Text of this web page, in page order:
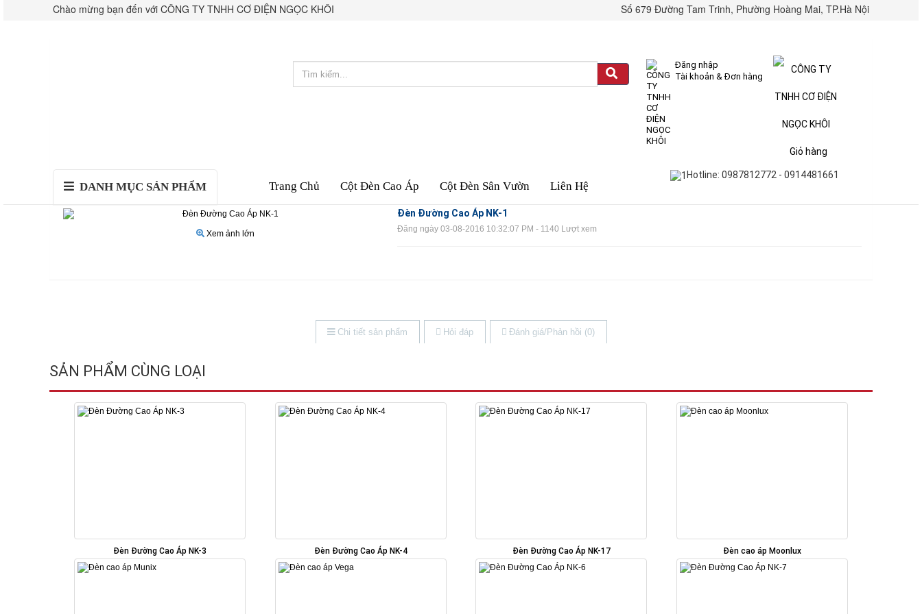
Chào mừng bạn đến với CÔNG TY TNHH CƠ ĐIỆN NGỌC KHÔI Số 679 Đường Tam Trinh, Phường Hoàng Mai, TP.Hà Nội
Đăng nhập
Tài khoản & Đơn hàng
Giỏ hàng
DANH MỤC SẢN PHẨM Trang Chủ Cột Đèn Cao Áp Cột Đèn Sân Vườn Liên Hệ
Hotline: 0987812772 - 0914481661
Xem ảnh lớn
Đèn Đường Cao Áp NK-1
Đăng ngày 03-08-2016 10:32:07 PM - 1140 Lượt xem
Chi tiết sản phẩm Hỏi đáp Đánh giá/Phản hồi (0)
SẢN PHẨM CÙNG LOẠI
Đèn Đường Cao Áp NK-3 Đèn Đường Cao Áp NK-4 Đèn Đường Cao Áp NK-17 Đèn cao áp Moonlux